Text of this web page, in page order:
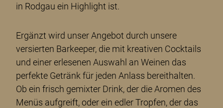
in Rodgau ein Highlight ist.
Ergänzt wird unser Angebot durch unsere
versierten Barkeeper, die mit kreativen Cocktails
und einer erlesenen Auswahl an Weinen das
perfekte Getränk für jeden Anlass bereithalten.
Ob ein frisch gemixter Drink, der die Aromen des
Menüs aufgreift, oder ein edler Tropfen, der das